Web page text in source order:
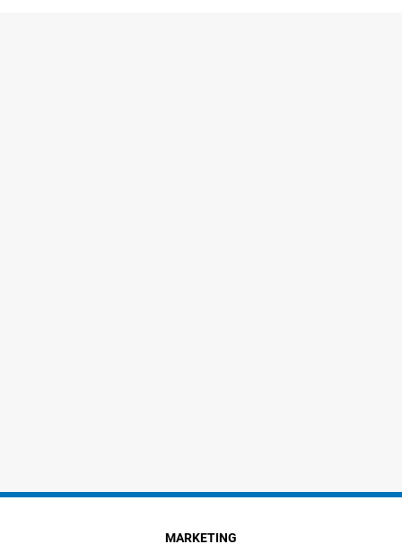
MARKETING